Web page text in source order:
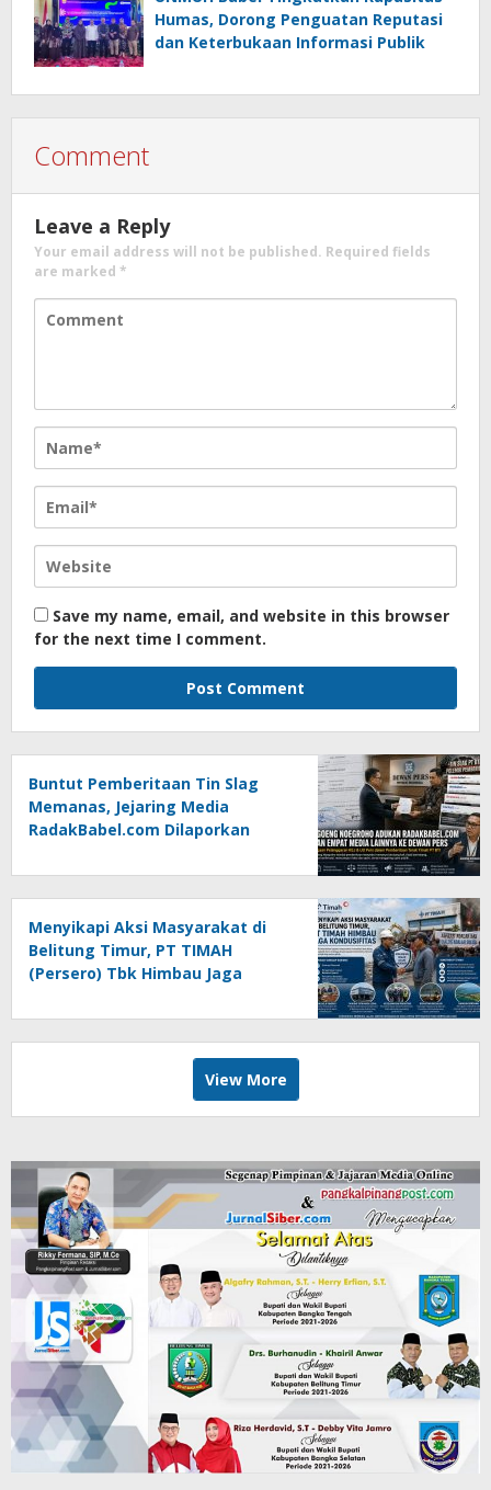
Humas, Dorong Penguatan Reputasi
dan Keterbukaan Informasi Publik
Comment
Leave a Reply
Your email address will not be published. Required fields
are marked *
Save my name, email, and website in this browser
for the next time I comment.
Buntut Pemberitaan Tin Slag
Memanas, Jejaring Media
RadakBabel.com Dilaporkan
Pers
Menyikapi Aksi Masyarakat di
Belitung Timur, PT TIMAH
(Persero) Tbk Himbau Jaga
View More